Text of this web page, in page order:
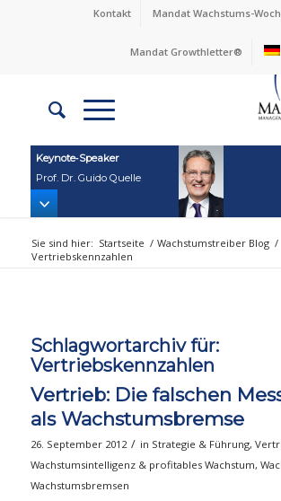
Kontakt Mandat Wachstums-
Mandat Growthletter®
Keynote‑Speaker
Prof. Dr. Guido Quelle
Sie sind hier: Startseite / Wachstumstreiber Blog /
Vertriebskennzahlen
Schlagwortarchiv für:
Vertriebskennzahlen
Vertrieb: Die falschen
als Wachstumsbremse
26. September 2012 / in Strategie & Führung,
Wachstumsintelligenz & profitables Wachstum,
Wachstumsbremsen